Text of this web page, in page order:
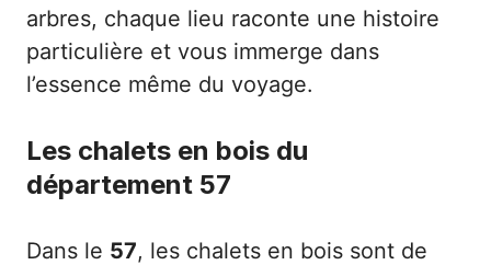
arbres, chaque lieu raconte une histoire
particulière et vous immerge dans
l’essence même du voyage.
Les chalets en bois du
département 57
Dans le 57, les chalets en bois sont de